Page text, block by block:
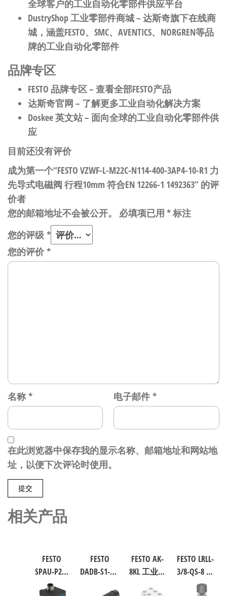
全球客户的工业自动化零部件供应平台
DustryShop 工业零部件商城– 达斯奇旗下在线商
城，涵盖FESTO、SMC、AVENTICS、NORGREN等品
牌的工业自动化零部件
品牌专区
FESTO 品牌专区– 查看全部FESTO产品
达斯奇官网 – 了解更多工业自动化解决方案
Doskee 英文站– 面向全球的工业自动化零部件供
应
目前还没有评价
成为第一个“FESTO VZWF-L-M22C-N114-400-3AP4-10-R1 力
先导式电磁阀 行程10mm 符合EN 12266-1 1492363” 的评
价者
您的邮箱地址不会被公开。
必填项已用 *标注
您的评级 *
您的评价*
名称 * 电子邮件 *
在此浏览器中保存我的显示名称、邮箱地址和网站地
址，以便下次评论时使用。
相关产品
FESTO
SPAU-P2R-
W-G18FD-L-
FESTO
DADB-S1-40-
FESTO AK-
8KL 工业自
FESTO LRLL-
3/8-QS-8 气
源处理元